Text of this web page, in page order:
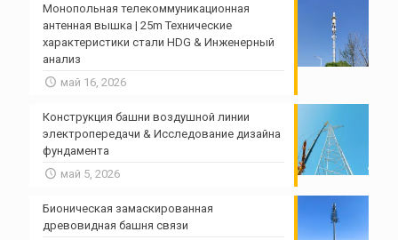
Монопольная телекоммуникационная
антенная вышка | 25m Технические
характеристики стали HDG & Инженерный
анализ
май 16, 2026
Конструкция башни воздушной линии
электропередачи & Исследование дизайна
фундамента
май 5, 2026
Бионическая замаскированная
древовидная башня связи